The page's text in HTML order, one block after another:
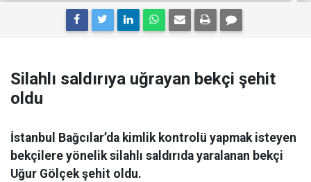
Silahlı saldırıya uğrayan bekçi şehit
oldu
İstanbul Bağcılar’da kimlik kontrolü yapmak isteyen
bekçilere yönelik silahlı saldırıda yaralanan bekçi
Uğur Gölçek şehit oldu.